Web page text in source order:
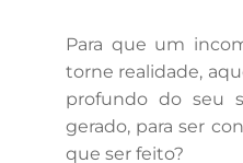
Para que um
torne realidade,
profundo do seu
gerado, para ser
que ser feito?